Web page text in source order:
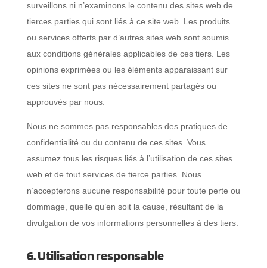
surveillons ni n’examinons le contenu des sites web de
tierces parties qui sont liés à ce site web. Les produits
ou services offerts par d’autres sites web sont soumis
aux conditions générales applicables de ces tiers. Les
opinions exprimées ou les éléments apparaissant sur
ces sites ne sont pas nécessairement partagés ou
approuvés par nous.
Nous ne sommes pas responsables des pratiques de
confidentialité ou du contenu de ces sites. Vous
assumez tous les risques liés à l’utilisation de ces sites
web et de tout services de tierce parties. Nous
n’accepterons aucune responsabilité pour toute perte ou
dommage, quelle qu’en soit la cause, résultant de la
divulgation de vos informations personnelles à des tiers.
6. Utilisation responsable